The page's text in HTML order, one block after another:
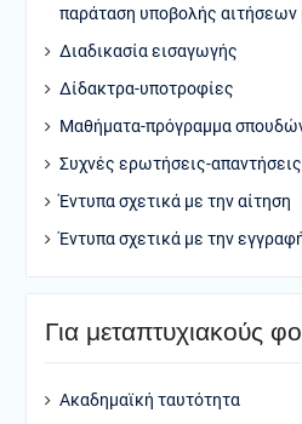
παράταση υποβολής
Διαδικασία εισαγωγής
Δίδακτρα-υποτροφίες
Μαθήματα-πρόγραμμα
Συχνές ερωτήσεις-απαντήσεις
Έντυπα σχετικά με την αίτηση
Έντυπα σχετικά με την
Για μεταπτυχιακούς
Ακαδημαϊκή ταυτότητα